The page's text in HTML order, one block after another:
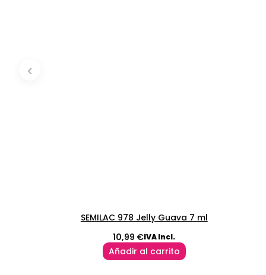
SEMILAC 978 Jelly Guava 7 ml
10,99 €IVA Incl.
Añadir al carrito
‹